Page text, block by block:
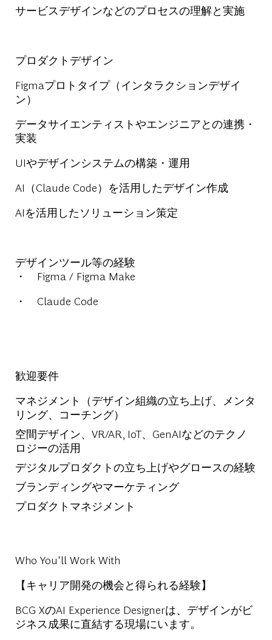
サービスデザインなどのプロセスの理解と実施
プロダクトデザイン
Figmaプロトタイプ（インタラクションデザイ
ン）
データサイエンティストやエンジニアとの連携・
実装
UIやデザインシステムの構築・運用
AI（Claude Code）を活用したデザイン作成
AIを活用したソリューション策定
デザインツール等の経験
・ Figma / Figma Make
・ Claude Code
歓迎要件
マネジメント（デザイン組織の立ち上げ、メンタ
リング、コーチング）
空間デザイン、 VR/AR, IoT、 GenAIなどのテクノ
ロジーの活用
デジタルプロダクトの立ち上げやグロースの経験
ブランディングやマーケティング
プロダクトマネジメント
Who You'll Work With
【キャリア開発の機会と得られる経験】
BCG XのAI Experience Designerは、デザインがビ
ジネス成果に直結する現場にいます。